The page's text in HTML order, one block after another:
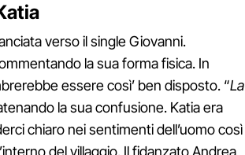
verso il single Giovanni.
la sua forma fisica. In
essere così’ ben disposto. “La
la sua confusione. Katia era
chiaro nei sentimenti dell’uomo così
del villaggio. Il fidanzato Andrea